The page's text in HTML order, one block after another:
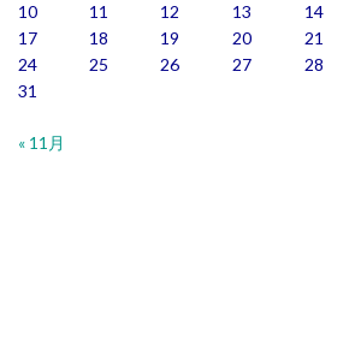
10
11 12 13 14
17
18 19 20 21
24
25 26 27 28
31
« 11月